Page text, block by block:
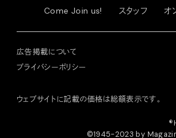
Come Join us! スタッフ オ
広告掲載について
プライバシーポリシー
ウェブサイトに記載の価格は総額表示です。
©1945-2023 by